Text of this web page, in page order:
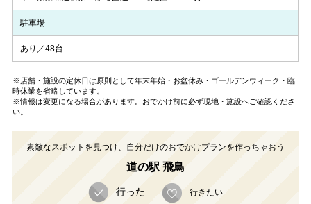
駐車場
あり／48台
※店舗・施設の定休日は原則として年末年始・お盆休み・ゴールデンウィーク・臨
時休業を省略しています。
※情報は変更になる場合があります。おでかけ前に必ず現地・施設へご確認くださ
い。
素敵なスポットを見つけ、自分だけのおでかけプランを作っちゃおう
道の駅 飛鳥
行った 行きたい